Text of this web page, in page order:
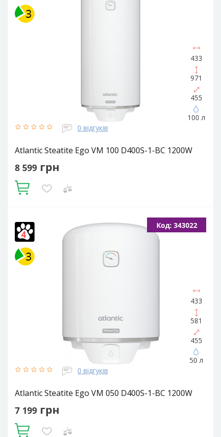
433
971
455
100 л
0 відгуків
Atlantic Steatite Ego VM 100 D400S-1-BC 1200W
8 599 грн
Купити
Напірний Об'єм,
літрів:
Фактичний об'єм:
Встановлення:
Вертикальне
Код: 343022
433
581
455
50 л
0 відгуків
Atlantic Steatite Ego VM 050 D400S-1-BC 1200W
7 199 грн
Купити